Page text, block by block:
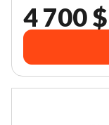
4 700 $